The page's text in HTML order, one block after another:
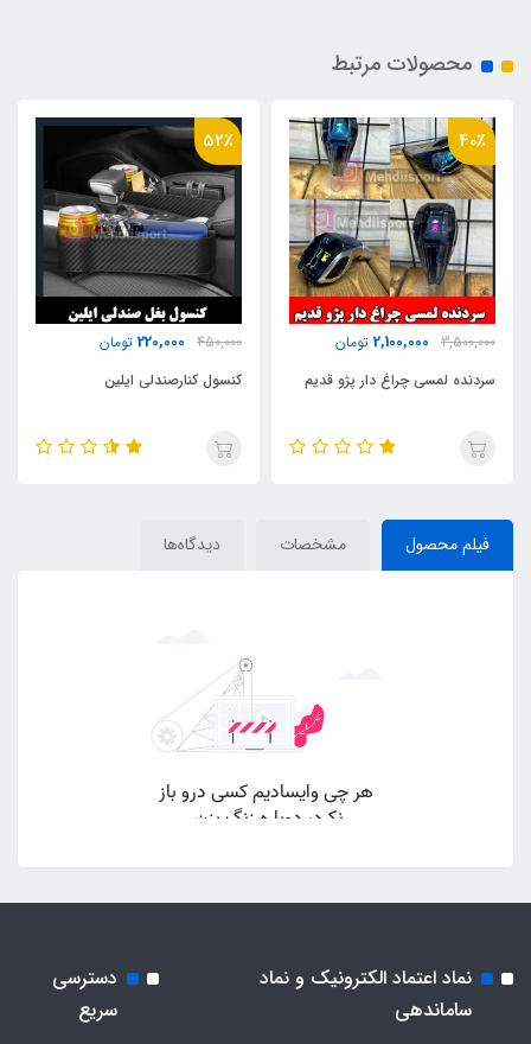
محصولات مرتبط
40٪
3,500,000
2,100,000 تومان
سردنده لمسی چراغ دار پژو قدیم
52٪
450,000
220,000 تومان
کنسول کنارصندلی ایلین
فیلم محصول مشخصات دیدگاه‌ها
نماد اعتماد الکترونیک و نماد
ساماندهی
دسترسی
سریع